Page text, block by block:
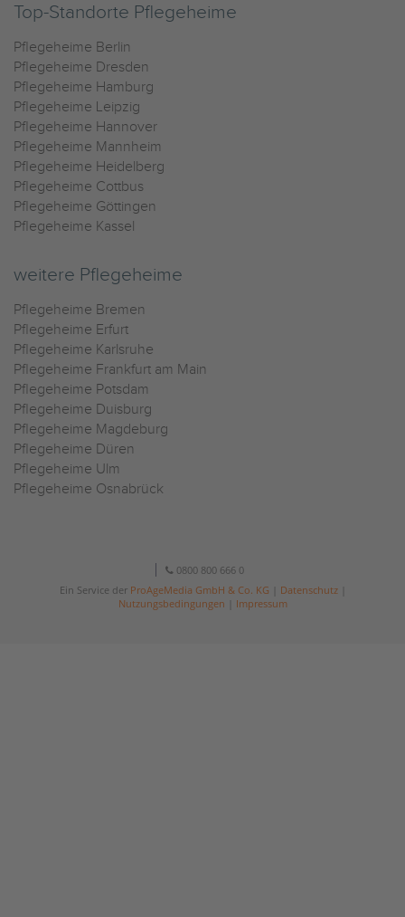
Top-Standorte Pflegeheime
Pflegeheime Berlin
Pflegeheime Dresden
Pflegeheime Hamburg
Pflegeheime Leipzig
Pflegeheime Hannover
Pflegeheime Mannheim
Pflegeheime Heidelberg
Pflegeheime Cottbus
Pflegeheime Göttingen
Pflegeheime Kassel
weitere Pflegeheime
Pflegeheime Bremen
Pflegeheime Erfurt
Pflegeheime Karlsruhe
Pflegeheime Frankfurt am Main
Pflegeheime Potsdam
Pflegeheime Duisburg
Pflegeheime Magdeburg
Pflegeheime Düren
Pflegeheime Ulm
Pflegeheime Osnabrück
0800 800 666 0
Ein Service der ProAgeMedia GmbH & Co. KG Datenschutz|
Nutzungsbedingungen
Impressum